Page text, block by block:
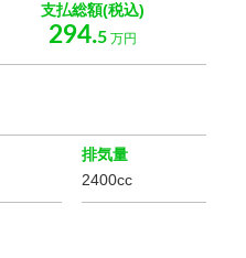
支払総額(税込)
294.5万円
排気量
2400cc